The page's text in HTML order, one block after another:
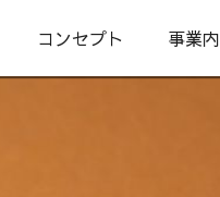
コンセプト 事業